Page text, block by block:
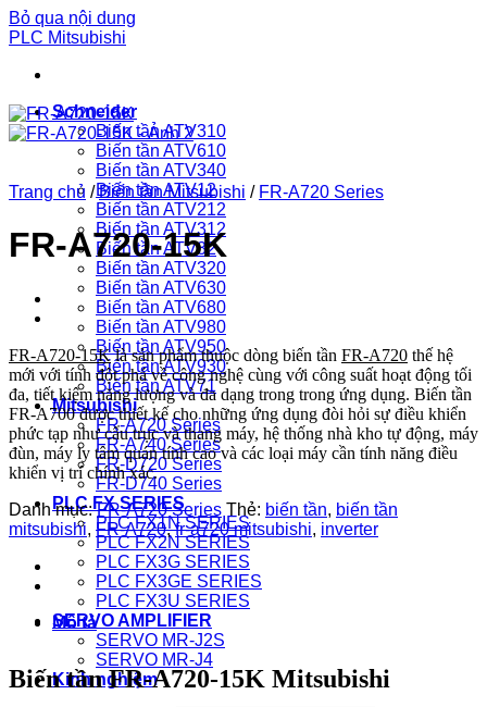
Bỏ qua nội dung
PLC Mitsubishi
Schneider
Biến tần ATV310
Biến tần ATV610
Biến tần ATV340
Biến tần ATV12
Biến tần ATV212
Biến tần ATV312
Biến tần ATV32
Biến tần ATV320
Biến tần ATV630
Biến tần ATV680
Biến tần ATV980
Biến tần ATV950
Biến tần ATV930
Biến tần ATV71
Mitsubishi
FR-A720 Series
FR-A740 Series
FR-D720 Series
FR-D740 Series
PLC FX SERIES
PLC FX1N SERIES
PLC FX2N SERIES
PLC FX3G SERIES
PLC FX3GE SERIES
PLC FX3U SERIES
SERVO AMPLIFIER
SERVO MR-J2S
SERVO MR-J4
Kinh nghiệm
Trang chủ / Biến tần Mitsubishi / FR-A720 Series
FR-A720-15K
FR-A720-15Klà sản phẩm thuộc dòng biến tần FR-A720 thế hệ
mới với tính đột phá về công nghệ cùng với công suất hoạt động tối
đa, tiết kiệm năng lượng và đa dạng trong trong ứng dụng. Biến tần
FR-A700 được thiết kế cho những ứng dụng đòi hỏi sự điều khiển
phức tạp như cẩu trục và thang máy, hệ thống nhà kho tự động, máy
đùn, máy ly tâm quán tính cao và các loại máy cần tính năng điều
khiển vị trí chính xác.
Danh mục:FR-A720 Series Thẻ: biến tần, biến tần
mitsubishi, FR-A720,fr-a720 mitsubishi, inverter
Mô tả
Biến tần FR-A720-15K Mitsubishi